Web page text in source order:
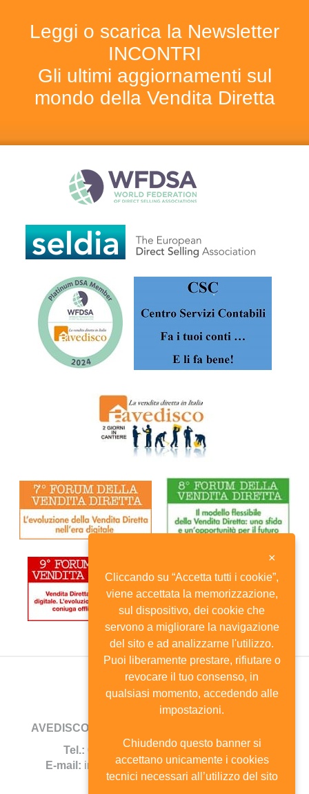
Leggi o scarica la Newsletter
INCONTRI
Gli ultimi aggiornamenti sul
mondo della Vendita Diretta
AVEDISCO
Tel.: 02.6702744 -Fax: 02.67385690
E-mail: info@avedisco.it - C.F. 80116270150
×
Cliccando su “Accetta tutti i cookie”,
viene accettata la memorizzazione,
sul dispositivo, dei cookie che
servono a migliorare la navigazione
del sito e ad analizzarne l'utilizzo.
Puoi liberamente prestare, rifiutare o
revocare il tuo consenso, in
qualsiasi momento, accedendo alle
impostazioni.
Chiudendo questo banner si
accettano unicamente i cookies
tecnici necessari all’utilizzo del sito